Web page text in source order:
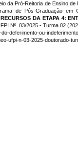
da Pró-Reitoria de Ensino
de Pós-Graduação em
DA ETAPA 4:
Nº. 03/2025 - Turma 02
deferimento-ou-
ufpi-n-03-2025-doutorado-